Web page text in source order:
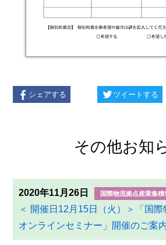
シェアする ツイートする
その他お知
2020年11月26日 国際物流拠点産業集積
＜ 開催日12月15日（火）＞「国際
オンラインセミナー」開催のご案